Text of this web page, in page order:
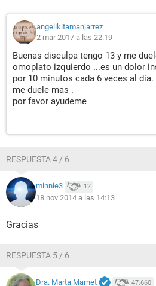
angelikitamanjarrez
2 mar 2017 a las 22:19
Buenas disculpa tengo 13 y me
omoplato izquierdo ...es un dolor
por 10 minutos cada 6 veces al
me duele mas .
por favor ayudeme
RESPUESTA 4 / 6
minnie3 12
18 nov 2014 a las 14:13
Gracias
RESPUESTA 5 / 6
Dra. Marta Marnet 47.660